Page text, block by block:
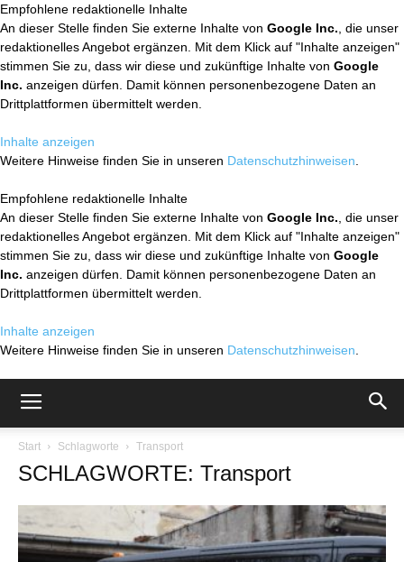
Empfohlene redaktionelle Inhalte
An dieser Stelle finden Sie externe Inhalte von Google Inc. , die unser
redaktionelles Angebot ergänzen. Mit dem Klick auf "Inhalte anzeigen"
stimmen Sie zu, dass wir diese und zukünftige Inhalte von Google
Inc. anzeigen dürfen. Damit können personenbezogene Daten an
Drittplattformen übermittelt werden.
Inhalte anzeigen
Weitere Hinweise finden Sie in unseren Datenschutzhinweisen
Empfohlene redaktionelle Inhalte
An dieser Stelle finden Sie externe Inhalte von Google Inc. , die unser
redaktionelles Angebot ergänzen. Mit dem Klick auf "Inhalte anzeigen"
stimmen Sie zu, dass wir diese und zukünftige Inhalte von Google
Inc. anzeigen dürfen. Damit können personenbezogene Daten an
Drittplattformen übermittelt werden.
Inhalte anzeigen
Weitere Hinweise finden Sie in unseren Datenschutzhinweisen
Start Schlagworte Transport
SCHLAGWORTE: Transport